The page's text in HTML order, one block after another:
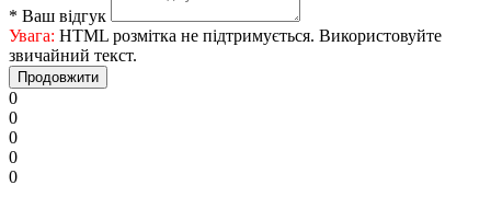
* Ваш відгук
Увага: HTML розмітка не підтримується. Використовуйте
звичайний текст.
Продовжити
0
0
0
0
0